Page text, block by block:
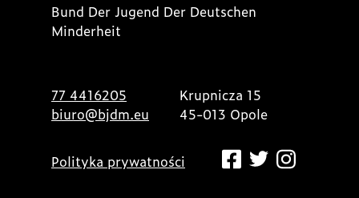
Bund Der Jugend Der Deutschen
Minderheit
77 4416205
biuro@bjdm.eu
Krupnicza 15
45-013 Opole
Polityka prywatności